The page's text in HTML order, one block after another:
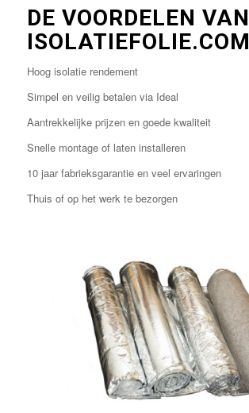
DE VOORDELEN VAN
ISOLATIEFOLIE.COM
Hoog isolatie rendement
Simpel en veilig betalen via Ideal
Aantrekkelijke prijzen en goede kwaliteit
Snelle montage of laten installeren
10 jaar fabrieksgarantie en veel ervaringen
Thuis of op het werk te bezorgen